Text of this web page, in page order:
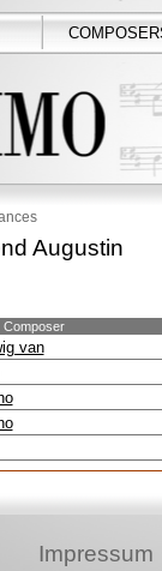
Augustin
Composer
van
Impressum